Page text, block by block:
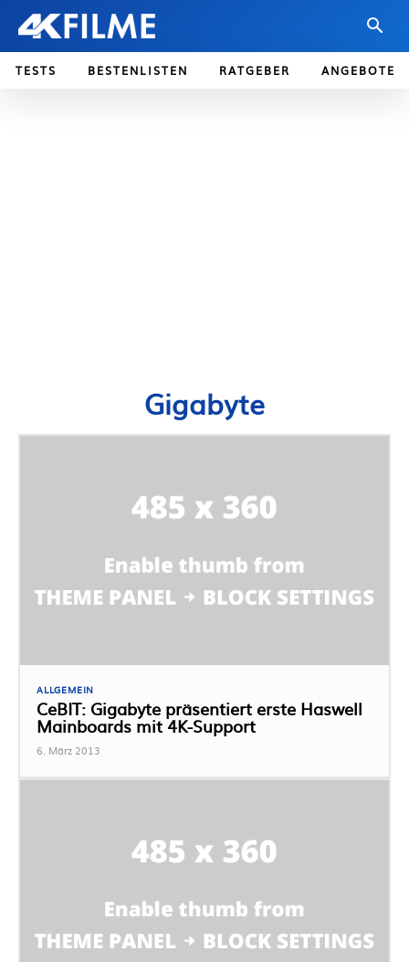
TESTS BESTENLISTEN RATGEBER ANGEBOTE
Gigabyte
ALLGEMEIN
CeBIT: Gigabyte präsentiert erste Haswell
Mainboards mit 4K-Support
6. März 2013